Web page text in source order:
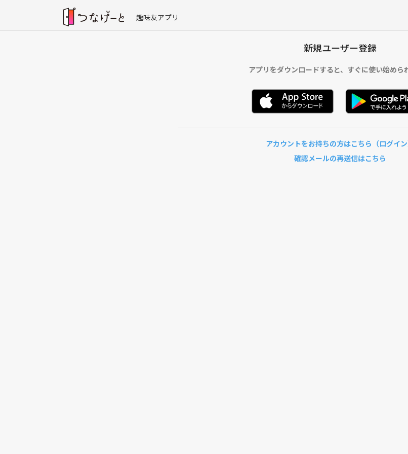
趣味友アプリ
新規ユーザー登録
アプリをダウンロードすると、 すぐに使い始めら
アカウントをお持ちの方はこちら（ログイン
確認メールの再送信はこちら